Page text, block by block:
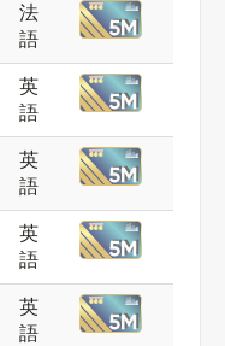
法
語
英
語
英
語
英
語
英
語